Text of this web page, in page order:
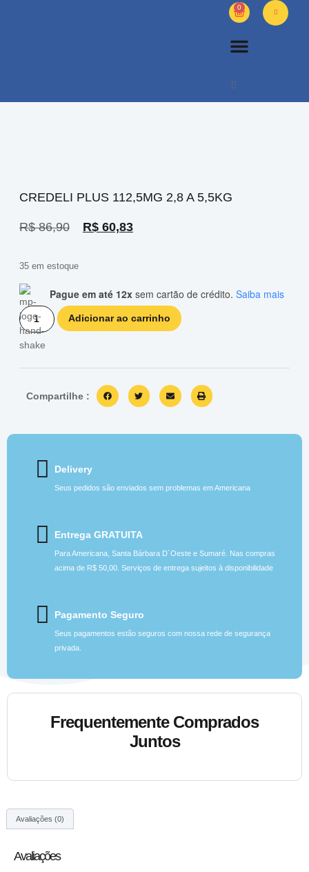
0
CREDELI PLUS 112,5MG 2,8 A 5,5KG
R$86,90 R$ 60,83
35 em estoque
Pague em até 12x sem cartão de crédito. Saiba mais
Adicionar ao carrinho
Compartilhe :
Delivery
Seus pedidos são enviados sem problemas em Americana
Entrega GRATUITA
Para Americana, Santa Bárbara D´Oeste e Sumaré. Nas compras
acima de R$ 50,00. Serviços de entrega sujeitos à disponibilidade
Pagamento Seguro
Seus pagamentos estão seguros com nossa rede de segurança
privada.
Frequentemente Comprados
Juntos
Avaliações (0)
Avaliações